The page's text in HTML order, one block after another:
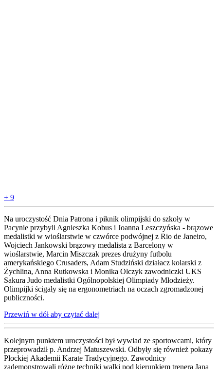
+ 9
Na uroczystość Dnia Patrona i piknik olimpijski do szkoły w
Pacynie przybyli Agnieszka Kobus i Joanna Leszczyńska - brązowe
medalistki w wioślarstwie w czwórce podwójnej z Rio de Janeiro,
Wojciech Jankowski brązowy medalista z Barcelony w
wioślarstwie, Marcin Miszczak prezes drużyny futbolu
amerykańskiego Crusaders, Adam Studziński działacz kolarski z
Żychlina, Anna Rutkowska i Monika Olczyk zawodniczki UKS
Sakura Judo medalistki Ogólnopolskiej Olimpiady Młodzieży.
Olimpijki ścigały się na ergonometriach na oczach zgromadzonej
publiczności.
Przewiń w dół aby czytać dalej
Kolejnym punktem uroczystości był wywiad ze sportowcami, który
przeprowadził p. Andrzej Matuszewski. Odbyły się również pokazy
Płockiej Akademii Karate Tradycyjnego. Zawodnicy
zademonstrowali różne techniki walki pod kierunkiem trenera Jana